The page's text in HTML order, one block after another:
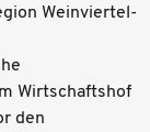
Weinviertel-
Wirtschaftshof
den